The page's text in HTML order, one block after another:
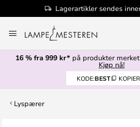
Lagerartikler sendes
til
innhold
16 % fra 999 kr* på produkter
Kjøp nå!
KODE:BEST KOPIER
Lyspærer